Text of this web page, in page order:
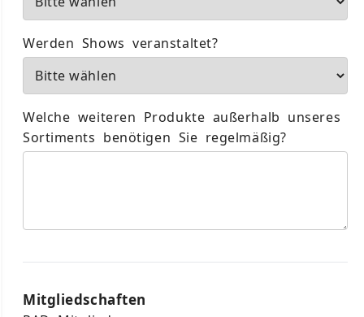
Werden Shows veranstaltet?
Welche weiteren Produkte außerhalb unseres
Sortiments benötigen Sie regelmäßig?
Mitgliedschaften